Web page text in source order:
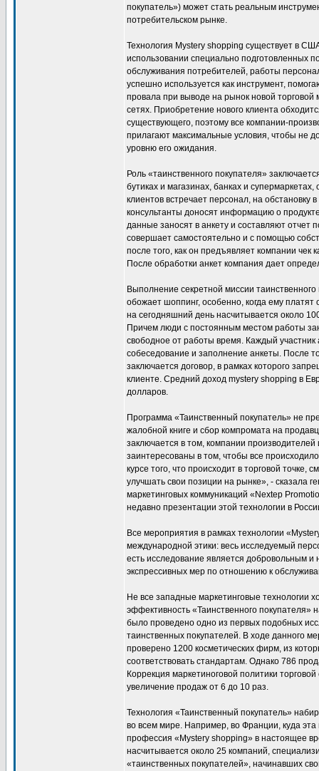
покупатель») может стать реальным
потребительском рынке.
Технология Mystery shopping существует в
использовании специально подготовленных
обслуживания потребителей, работы
успешно используется как инструмент,
провала при выводе на рынок новой
сетях. Приобретение нового клиента
существующего, поэтому все компании-
прилагают максимальные условия, чтобы не
уровню его ожидания.
Роль «таинственного покупателя»
бутиках и магазинах, банках и
клиентов встречает персонал, на обстановку
консультанты доносят информацию о
данные заносят в анкету и составляют отчет
совершает самостоятельно и с помощью
после того, как он предъявляет компании
После обработки анкет компания дает
Выполнение секретной миссии
обожает шоппинг, особенно, когда ему
на сегодняшний день насчитывается около
Причем люди с постоянным местом работы
свободное от работы время. Каждый
собеседование и заполнение анкеты. После
заключается договор, в рамках которого
клиенте. Средний доход mystery shopping в
долларов.
Программа «Таинственный покупатель» не
жалобной книге и сбор компромата на
заключается в том, компании
заинтересованы в том, чтобы все
курсе того, что происходит в торговой точке,
улучшать свои позиции на рынке», - сказала
маркетинговых коммуникаций «Nextep
недавно презентации этой технологии в
Все мероприятия в рамках технологии
международной этики: весь исследуемый
есть исследование является добровольным
экспрессивных мер по отношению к
Не все западные маркетинговые технологии
эффективность «Таинственного
было проведено одно из первых подобных
таинственных покупателей. В ходе данного
проверено 1200 косметических фирм, из
соответствовать стандартам. Однако 786
Коррекция маркетиноговой политики
увеличение продаж от 6 до 10 раз.
Технология «Таинственный покупатель»
во всем мире. Например, во Франции, куда
профессия «Mystery shopping» в настоящее
насчитывается около 25 компаний,
«таинственных покупателей», начинавших